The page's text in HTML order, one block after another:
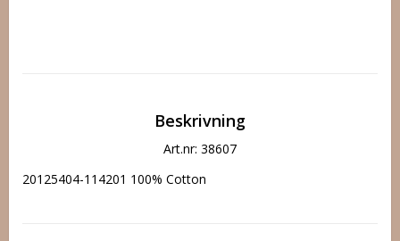
Beskrivning
Art.nr: 38607
20125404-114201 100% Cotton